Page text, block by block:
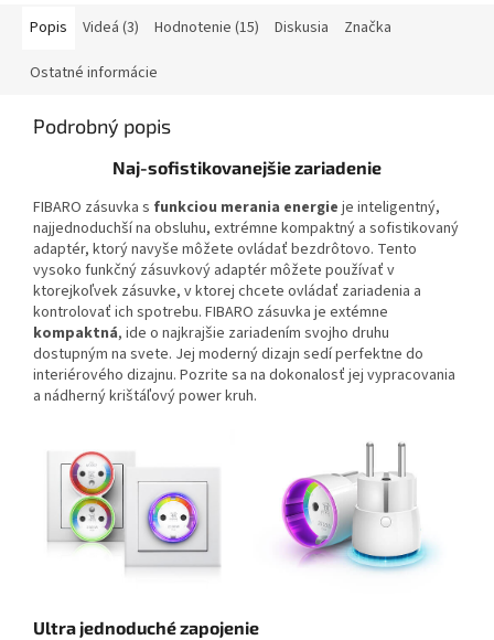
Popis Videá (3) Hodnotenie (15) Diskusia Značka
Ostatné informácie
Podrobný popis
Naj-sofistikovanejšie zariadenie
FIBARO zásuvka s funkciou merania energie je inteligentný,
najjednoduchší na obsluhu, extrémne kompaktný a sofistikovaný
adaptér, ktorý navyše môžete ovládať bezdrôtovo. Tento
vysoko funkčný zásuvkový adaptér môžete používať v
ktorejkoľvek zásuvke, v ktorej chcete ovládať zariadenia a
kontrolovať ich spotrebu. FIBARO zásuvka je extémne
kompaktná, ide o najkrajšie zariadením svojho druhu
dostupným na svete. Jej moderný dizajn sedí perfektne do
interiérového dizajnu. Pozrite sa na dokonalosť jej vypracovania
a nádherný krištáľový power kruh.
Ultra jednoduché zapojenie